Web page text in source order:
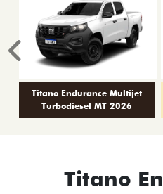
Titano Endurance Multijet
Turbodiesel MT 2026
Anterior
Titano